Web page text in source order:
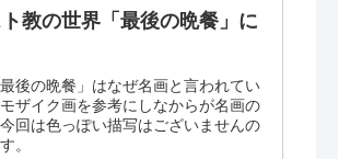
教の世界「最後の晩餐」に
後の晩餐」はなぜ名画と言われてい
ザイク画を参考にしなからが名画の
回は色っぽい描写はございませんの
。